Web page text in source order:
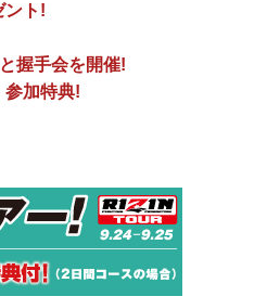
ント!
握手会を開催!
参加特典!